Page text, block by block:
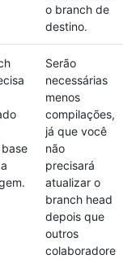
o branch de
destino.
Serão
necessárias
menos
compilações,
já que você
não
precisará
atualizar o
branch head
depois que
outros
colaboradore